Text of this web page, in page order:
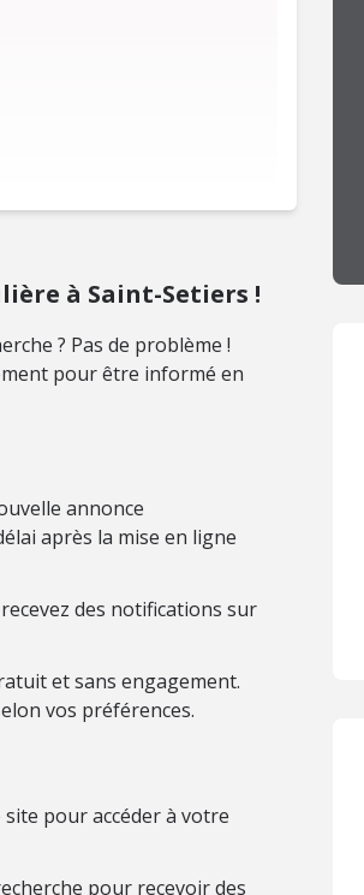
à Saint-Setiers !
? Pas de problème !
pour être informé en
annonce
après la mise en ligne
des notifications sur
et sans engagement.
vos préférences.
pour accéder à votre
pour recevoir des